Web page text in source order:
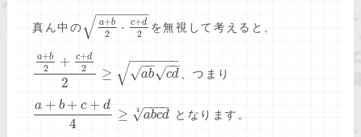
真ん中の a+b
2 ⋅ c+d
2
− −
−−−−−
√ を無視して考えると、
a+b
2 + c+d
2
2
≥ ab
−−
√ cd
−−
√
− −
−−−−−
√ 、つまり
a + b + c + d
4
≥ abcd
− −
−−
√
4 となります。